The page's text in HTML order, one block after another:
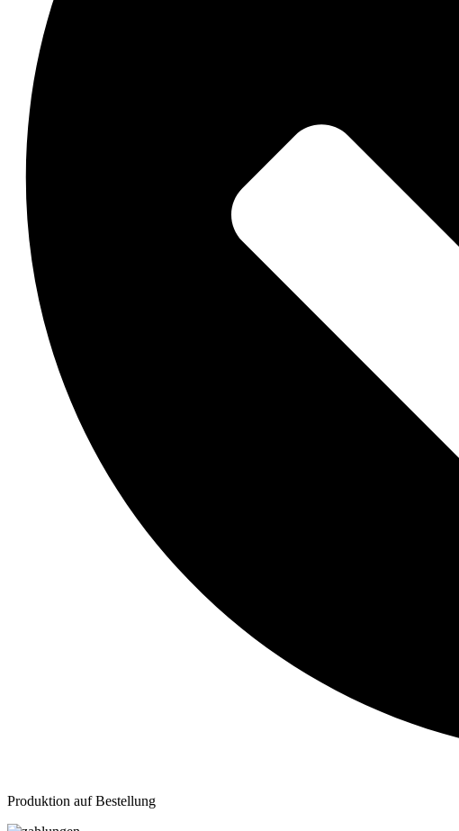
Produktion auf Bestellung